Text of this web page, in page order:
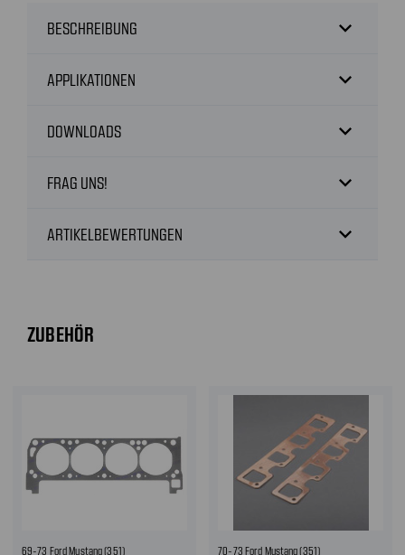
BESCHREIBUNG expand_more
APPLIKATIONEN expand_more
DOWNLOADS expand_more
FRAG UNS! expand_more
ARTIKELBEWERTUNGEN expand_more
ZUBEHÖR
69-73 Ford Mustang (351) 70-73 Ford Mustang (351)